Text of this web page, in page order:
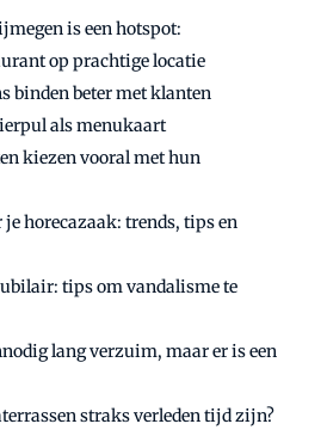
is een hotspot:
op prachtige locatie
binden beter met klanten
als menukaart
kiezen vooral met hun
je horecazaak: trends, tips en
tips om vandalisme te
lang verzuim, maar er is een
straks verleden tijd zijn?